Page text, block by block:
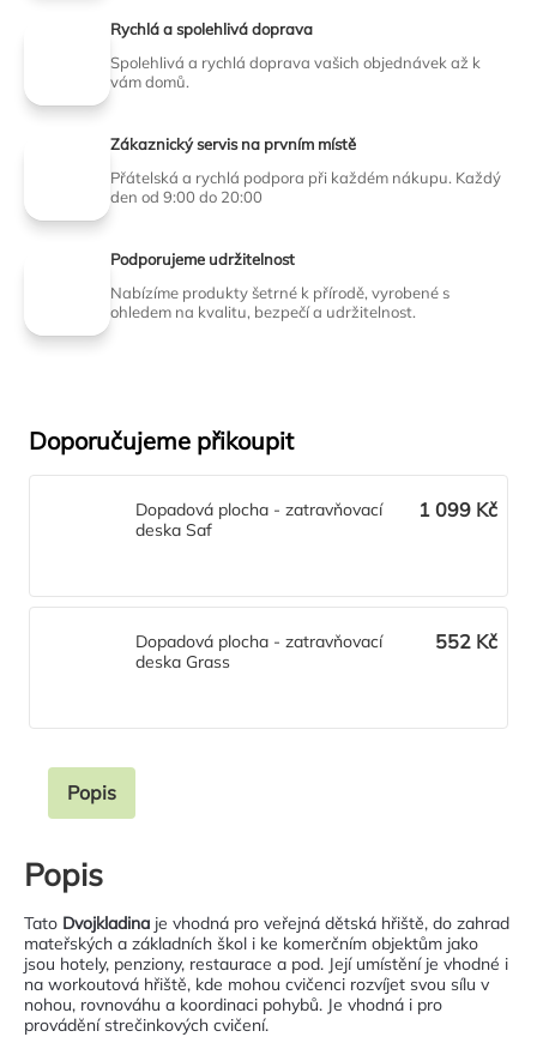
Rychlá a spolehlivá doprava
Spolehlivá a rychlá doprava vašich objednávek až k
vám domů.
Zákaznický servis na prvním místě
Přátelská a rychlá podpora při každém nákupu. Každý
den od 9:00 do 20:00
Podporujeme udržitelnost
Nabízíme produkty šetrné k přírodě, vyrobené s
ohledem na kvalitu, bezpečí a udržitelnost.
Doporučujeme přikoupit
Dopadová plocha - zatravňovací
deska Saf
1 099 Kč
Dopadová plocha - zatravňovací
deska Grass
552 Kč
Popis
Popis
Tato Dvojkladina je vhodná pro veřejná dětská hřiště, do zahrad
mateřských a základních škol i ke komerčním objektům jako
jsou hotely, penziony, restaurace a pod. Její umístění je vhodné i
na workoutová hřiště, kde mohou cvičenci rozvíjet svou sílu v
nohou, rovnováhu a koordinaci pohybů. Je vhodná i pro
provádění strečinkových cvičení.